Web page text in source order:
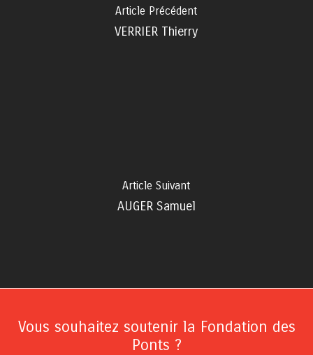
Article Précédent
VERRIER Thierry
Article Suivant
AUGER Samuel
Vous souhaitez soutenir la Fondation des
Ponts ?